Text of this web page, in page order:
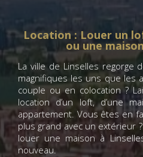
Location : Louer un
ou une
La ville de Linselles regorge
magnifiques les uns que les
couple ou en colocation ?
location d’un loft, d’une
appartement. Vous êtes en
plus grand avec un extérieur
louer une maison à
nouveau.